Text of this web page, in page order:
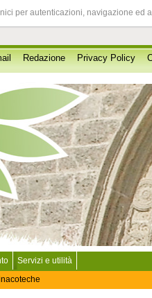
per autenticazioni, navigazione
Redazione Privacy Policy
Servizi e utilità